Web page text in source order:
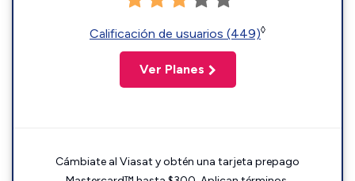
Calificación de usuarios (449)◊
Ver Planes
Cámbiate al Viasat y obtén una tarjeta prepago